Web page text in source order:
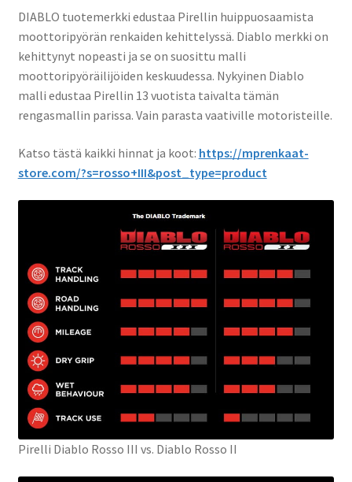
DIABLO tuotemerkki edustaa Pirellin huippuosaamista
moottoripyörän renkaiden kehittelyssä. Diablo merkki on
kehittynyt nopeasti ja se on suosittu malli
moottoripyöräilijöiden keskuudessa. Nykyinen Diablo
malli edustaa Pirellin 13 vuotista taivalta tämän
rengasmallin parissa. Vain parasta vaativille motoristeille.
Katso tästä kaikki hinnat ja koot: https://mprenkaat-
store.com/?s=rosso+III&post_type=product
Pirelli Diablo Rosso III vs. Diablo Rosso II